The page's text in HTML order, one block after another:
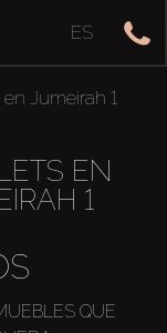
ES
Jumeirah 1
EN
1
QUE